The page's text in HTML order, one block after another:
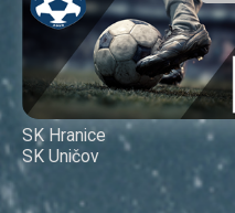
SK Hranice
SK Uničov